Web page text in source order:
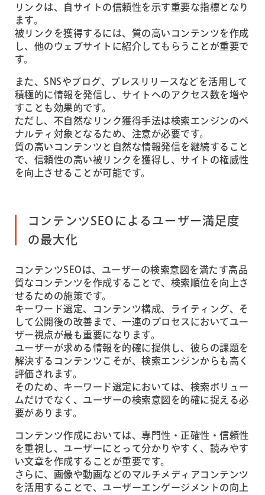
リンクは、自サイトの信頼性を示す重要な指標となり
ます。
被リンクを獲得するには、質の高いコンテンツを作成
し、他のウェブサイトに紹介してもらうことが重要で
す。
また、SNSやブログ、プレスリリースなどを活用して
積極的に情報を発信し、サイトへのアクセス数を増や
すことも効果的です。
ただし、不自然なリンク獲得手法は検索エンジンのペ
ナルティ対象となるため、注意が必要です。
質の高いコンテンツと自然な情報発信を継続すること
で、信頼性の高い被リンクを獲得し、サイトの権威性
を向上させることが可能です。
コンテンツSEOによるユーザー満足度
の最大化
コンテンツSEOは、ユーザーの検索意図を満たす高品
質なコンテンツを作成することで、検索順位を向上さ
せるための施策です。
キーワード選定、コンテンツ構成、ライティング、そ
して公開後の改善まで、一連のプロセスにおいてユー
ザー視点が最も重要になります。
ユーザーが求める情報を的確に提供し、彼らの課題を
解決するコンテンツこそが、検索エンジンからも高く
評価されます。
そのため、キーワード選定においては、検索ボリュー
ムだけでなく、ユーザーの検索意図を的確に捉える必
要があります。
コンテンツ作成においては、専門性・正確性・信頼性
を重視し、ユーザーにとって分かりやすく、読みやす
い文章を作成することが重要です。
さらに、画像や動画などのマルチメディアコンテンツ
を活用することで、ユーザーエンゲージメントの向上